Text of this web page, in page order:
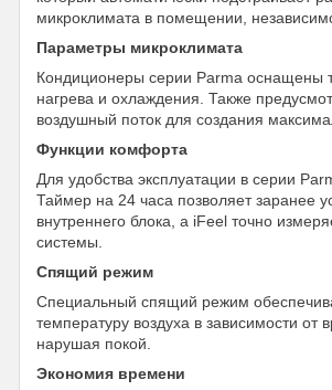
микроклимата в помещении,
Параметры микроклимата
Кондиционеры серии Parma оснащены
нагрева и охлаждения. Также
воздушный поток для создания
Функции комфорта
Для удобства эксплуатации в серии
Таймер на 24 часа позволяет заранее
внутреннего блока, а iFeel точно
системы.
Спящий режим
Специальный спящий режим
температуру воздуха в зависимости
нарушая покой.
Экономия времени